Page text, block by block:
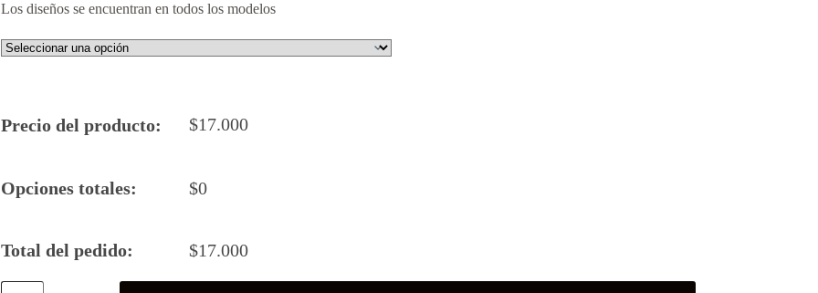
Los diseños se encuentran en todos los modelos
Precio del producto: $17.000
Opciones totales: $0
Total del pedido: $17.000
Batman